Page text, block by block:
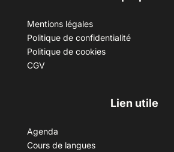
Mentions légales
Politique de confidentialité
Politique de cookies
CGV
Lien utile
Agenda
Cours de langues